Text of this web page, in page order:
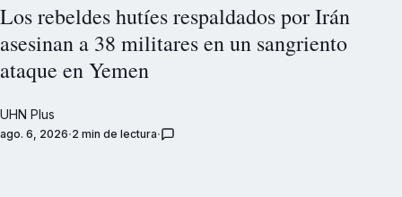
Los rebeldes hutíes respaldados por Irán
asesinan a 38 militares en un sangriento
ataque en Yemen
UHN Plus
ago. 6, 2026 2 min de lectura